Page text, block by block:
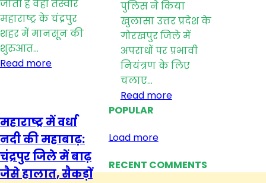
जाती है वही तस्वीर
महाराष्ट्र के चंद्रपुर
शहर में मानसून की
शुरुआत...
Read more
पुलिस ने किया
खुलासा उत्तर प्रदेश के
गोरखपुर जिले में
अपराधों पर प्रभावी
नियंत्रण के लिए
चलाए...
Read more
महाराष्ट्र में वर्धा
नदी की महाबाढ़:
चंद्रपुर जिले में बाढ़
जैसे हालात, सैकड़ों
POPULAR
Load more
RECENT COMMENTS